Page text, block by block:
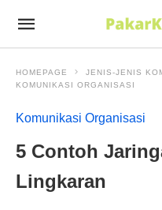
HOMEPAGE
JENIS-JENIS
KOMUNIKASI ORGANISASI
Komunikasi Organisasi
5 Contoh
Lingkaran